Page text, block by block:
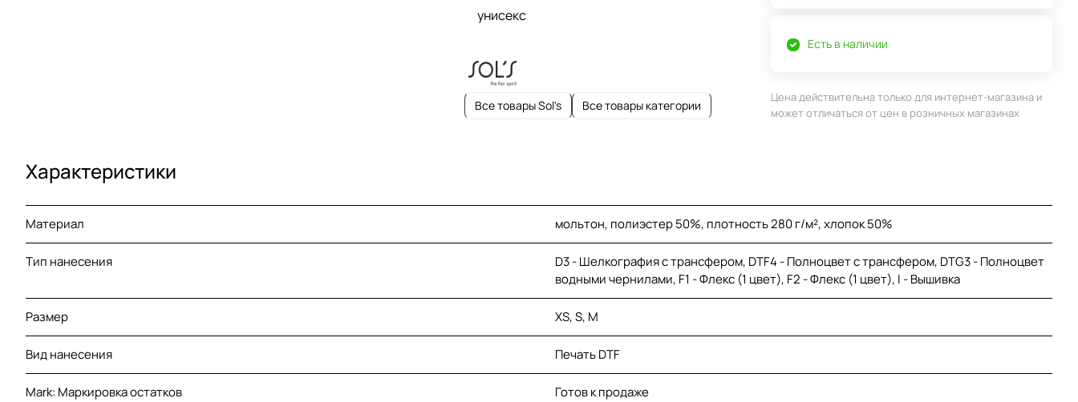
унисекс
Все товары Sol's Все товары категории
Есть в наличии
Цена действительна только для интернет-магазина и
может отличаться от цен в розничных магазинах
Характеристики
Материал мольтон, полиэстер 50%, плотность 280 г/м², хлопок 50%
Тип нанесения
D3 - Шелкография с трансфером, DTF4 - Полноцвет с трансфером, DTG3 - Полноцвет
водными чернилами, F1 - Флекс (1 цвет), F2 - Флекс (1 цвет), I - Вышивка
Размер XS, S, M
Вид нанесения Печать DTF
Mark: Маркировка остатков Готов к продаже